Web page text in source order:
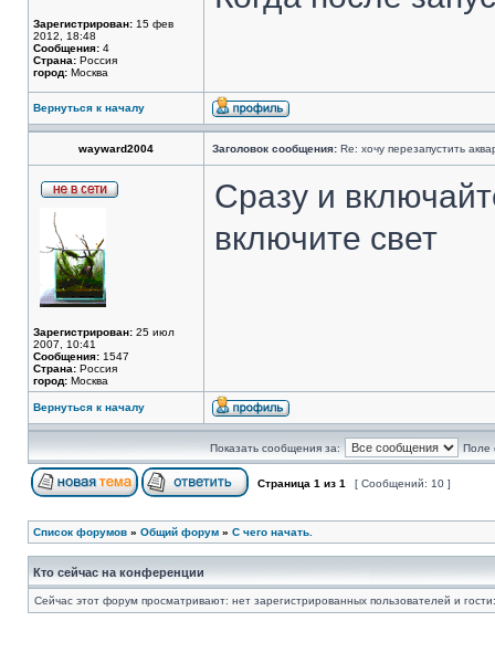
Зарегистрирован: 15 фев
2012, 18:48
Сообщения: 4
Страна: Россия
город: Москва
Вернуться к началу
wayward2004 Заголовок сообщения: Re: хочу перезапустить
Зарегистрирован: 25 июл
2007, 10:41
Сообщения: 1547
Страна: Россия
город: Москва
Сразу и
включите свет
Вернуться к началу
Показать сообщения за: Поле
Страница 1 из 1 [ Сообщений: 10 ]
Список форумов » Общий форум » С чего начать.
Кто сейчас на конференции
Сейчас этот форум просматривают: нет зарегистрированных пользователей и